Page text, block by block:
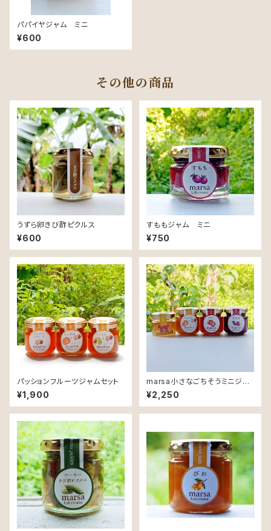
パパイヤジャム ミニ
¥600
その他の商品
うずら卵きび酢ピクルス
¥600
すももジャム ミニ
¥750
パッションフルーツジャムセット
¥1,900
marsa小さなごちそうミニジャ
ムとはちみつセット
¥2,250